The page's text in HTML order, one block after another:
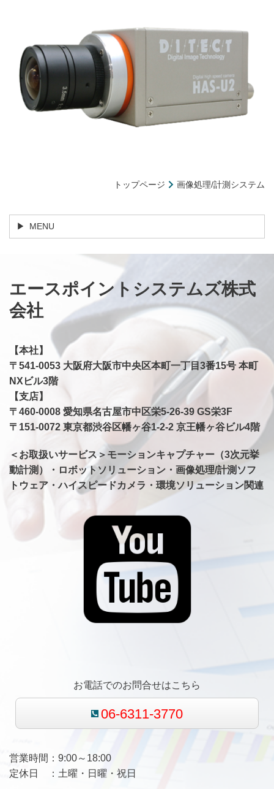
トップページ 画像処理/計測システム
MENU
エースポイントシステムズ株式
会社
【本社】
〒541-0053 大阪府大阪市中央区本町一丁目3番15号 本町
NXビル3階
【支店】
​〒460-0008 愛知県名古屋市中区栄5-26-39 GS栄3F
〒151-0072 東京都渋谷区幡ヶ谷1-2-2 京王幡ヶ谷ビル4階
＜お取扱いサービス＞モーションキャプチャー（3次元挙
動計測）・ロボットソリューション・画像処理/計測ソフ
トウェア・ハイスピードカメラ・環境ソリューション関連
お電話でのお問合せはこちら
06-6311-3770
営業時間：9:00～18:00
定休日 ：土曜・日曜・祝日